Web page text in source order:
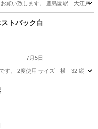
願い致します。 豊島園駅 大江戸
ラストバック白
7月5日
す。 2度使用 サイズ 横 32 縦 19
ザノースフェース